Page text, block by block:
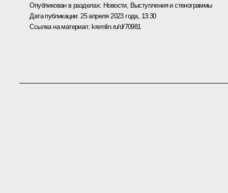
Опубликован в разделах: Новости, Выступления и стенограммы
Дата публикации: 25 апреля 2023 года, 13:30
Ссылка на материал: kremlin.ru/d/70981